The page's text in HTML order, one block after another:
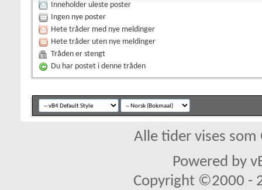
Inneholder uleste poster
Ingen nye poster
Hete tråder med nye meldinger
Hete tråder uten nye meldinger
Tråden er stengt
Du har postet i denne tråden
Alle tider vises som
Powered by
Copyright ©2000 -